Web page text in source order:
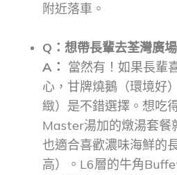
附近落車。
Q：想帶長輩去荃灣廣
A： 當然有！如果長輩
心，甘牌燒鵝（環境好
緻）是不錯選擇。想吃
Master湯加的燉湯套餐
也適合喜歡濃味海鮮的
高）。L6層的牛角